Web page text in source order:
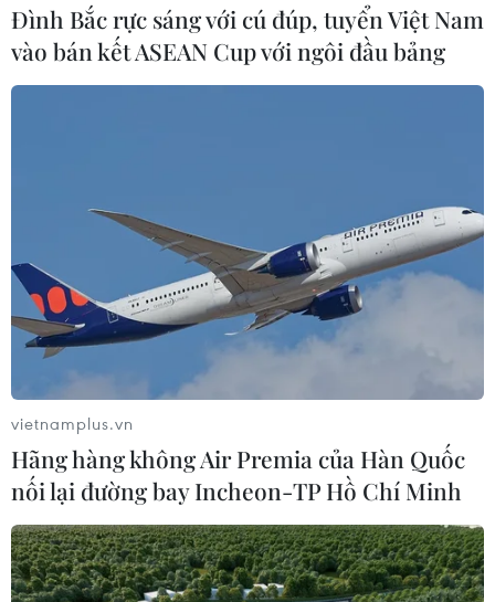
Quy định sử dụng
RSS
Hỗ trợ
Ngôn ngữ
TTXVN
Dịch vụ tin
Liên hệ
Giấy phép số: 1374/GP-BTTTT do Bộ Thông tin và Truyền thông
cấp ngày 11/9/2008.
Quảng cáo: Phó TBT Nguyễn Thị Tám: 093.5958688, Email:
tamvna@gmail.com
Đình Bắc rực sáng với cú đúp, tuyển Việt Nam
vào bán kết ASEAN Cup với ngôi đầu bảng
vietnamplus.vn
Hãng hàng không Air Premia của Hàn Quốc
nối lại đường bay Incheon-TP Hồ Chí Minh